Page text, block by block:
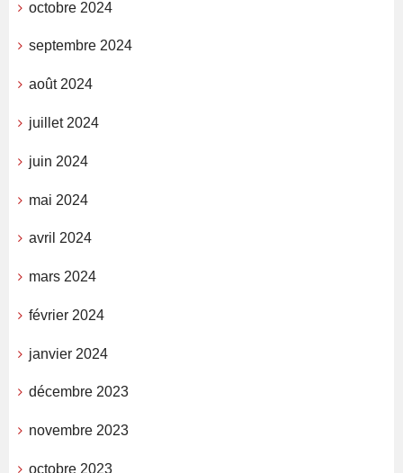
octobre 2024
septembre 2024
août 2024
juillet 2024
juin 2024
mai 2024
avril 2024
mars 2024
février 2024
janvier 2024
décembre 2023
novembre 2023
octobre 2023